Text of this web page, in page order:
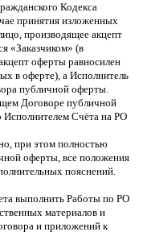
Кодекса
принятия изложенных
производящее акцепт
«Заказчиком» (в
оферты равносилен
в оферте), а Исполнитель
публичной оферты.
Договоре публичной
Исполнителем Счёта на РО
при этом полностью
оферты, все положения
пояснений.
выполнить Работы по РО
материалов и
и приложений к